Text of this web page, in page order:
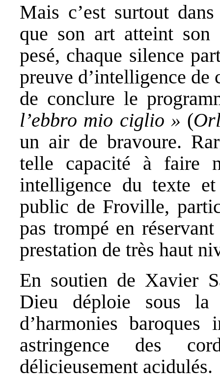
Mais c’est surtout
que son art atteint son
pesé, chaque silence
preuve d’intelligence de
de conclure le
l’ebbro mio ciglio » (
un air de bravoure.
telle capacité à faire
intelligence du texte
public de Froville,
pas trompé en
prestation de très haut
En soutien de Xavier
Dieu déploie sous
d’harmonies
astringence des
délicieusement acidulés.